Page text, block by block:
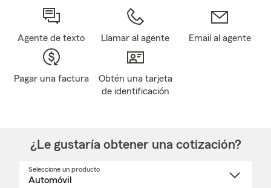
Agente de texto Llamar al agente Email al agente
Pagar una factura
Obtén una tarjeta
de identificación
¿Le gustaría obtener una cotización?
Seleccione un producto